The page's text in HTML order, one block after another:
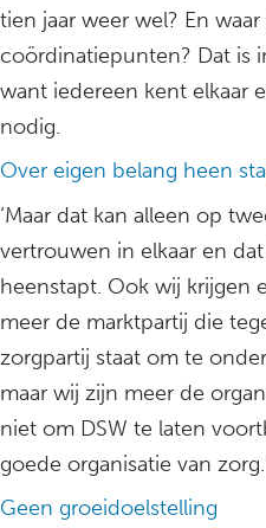
tien jaar weer wel? En
coördinatiepunten? Dat is
want iedereen kent elkaar
nodig.
Over eigen belang heen
‘Maar dat kan alleen op
vertrouwen in elkaar en
heenstapt. Ook wij krijgen
meer de marktpartij die
zorgpartij staat om te
maar wij zijn meer de
niet om DSW te laten
goede organisatie van
Geen groeidoelstelling